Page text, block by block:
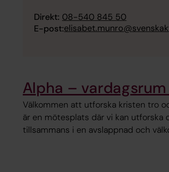
Direkt: 08-540 845 50
E-post:
Alpha –
Välkommen att utforska kristen tro
är en mötesplats där vi kan utforska
tillsammans i en avslappnad och